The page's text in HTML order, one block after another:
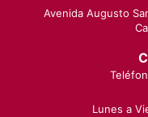
Avenida Augusto
Lunes a